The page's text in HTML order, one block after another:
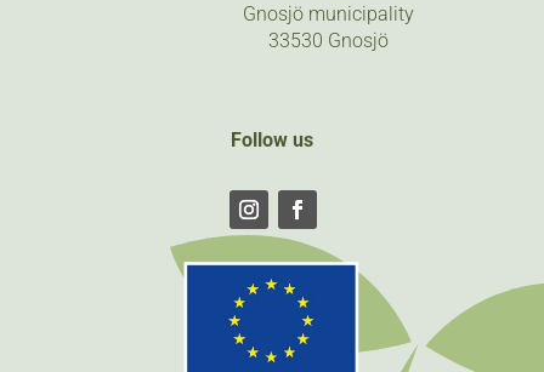
Gnosjö municipality
33530 Gnosjö
Follow us
FollowFollow